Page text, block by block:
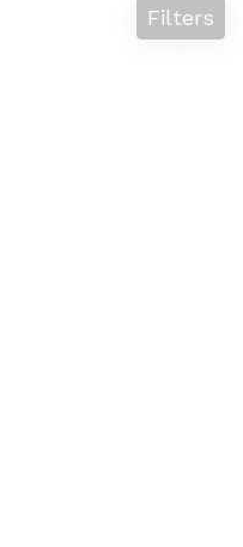
Filters